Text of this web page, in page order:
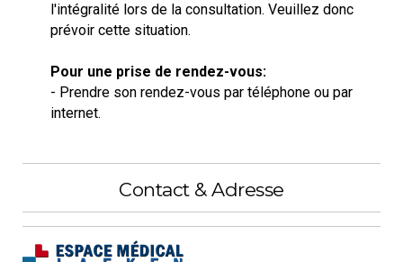
l'intégralité lors de la consultation. Veuillez donc
prévoir cette situation.
Pour une prise de rendez-vous:
- Prendre son rendez-vous par téléphone ou par
internet.
Contact & Adresse